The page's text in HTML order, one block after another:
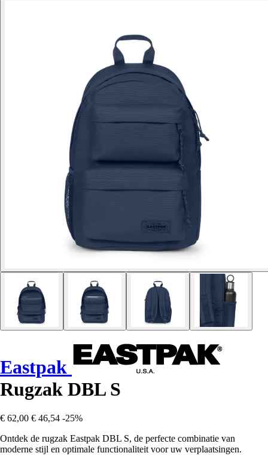
Eastpak
Rugzak DBL S
€ 62,00 € 46,54 -25%
Ontdek de rugzak Eastpak DBL S, de perfecte combinatie van
moderne stijl en optimale functionaliteit voor uw verplaatsingen.